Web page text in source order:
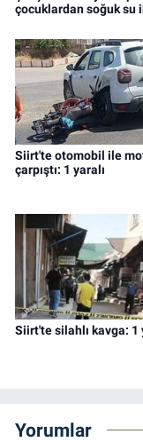
çocuklardan soğuk su
Siirt'te otomobil ile
çarpıştı: 1 yaralı
Siirt'te silahlı kavga: 1
Yorumlar